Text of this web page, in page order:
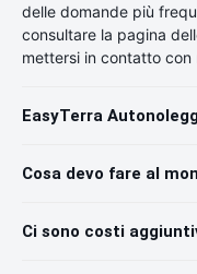
delle domande più
consultare la pagina
mettersi in contatto con
EasyTerra
Cosa devo fare al
Ci sono costi